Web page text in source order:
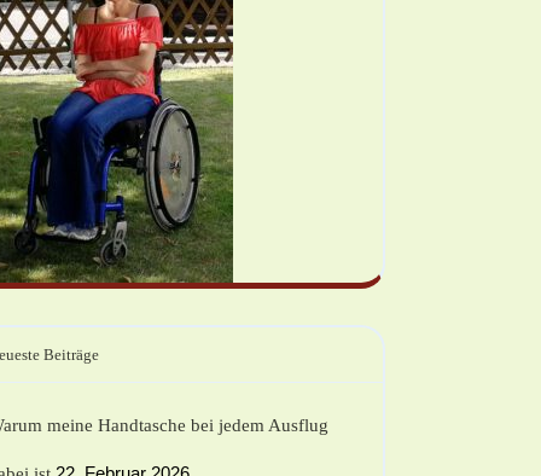
Beiträge
meine Handtasche bei jedem Ausflug